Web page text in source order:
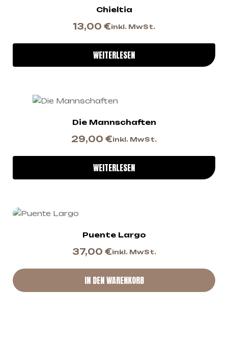
Chieltia
13,00 €inkl. MwSt.
WEITERLESEN
Die Mannschaften
29,00 €inkl. MwSt.
WEITERLESEN
Puente Largo
37,00 €inkl. MwSt.
IN DEN WARENKORB